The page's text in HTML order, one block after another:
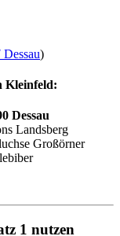
)
Kleinfeld:
Dessau
Landsberg
Großörner
1 nutzen